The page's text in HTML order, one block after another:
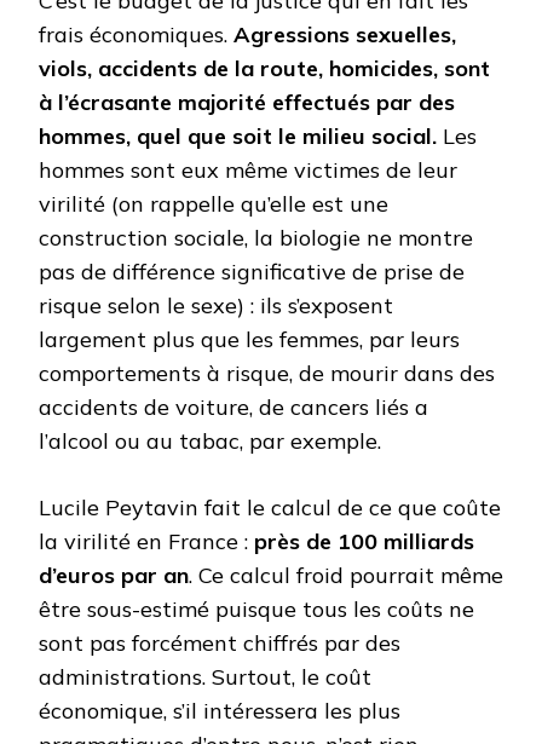
frais économiques. Agressions sexuelles,
viols, accidents de la route, homicides, sont
à l’écrasante majorité effectués par des
hommes, quel que soit le milieu social. Les
hommes sont eux même victimes de leur
virilité (on rappelle qu’elle est une
construction sociale, la biologie ne montre
pas de différence significative de prise de
risque selon le sexe) : ils s’exposent
largement plus que les femmes, par leurs
comportements à risque, de mourir dans des
accidents de voiture, de cancers liés a
l’alcool ou au tabac, par exemple.
Lucile Peytavin fait le calcul de ce que coûte
la virilité en France : près de 100 milliards
d’euros par an. Ce calcul froid pourrait même
être sous-estimé puisque tous les coûts ne
sont pas forcément chiffrés par des
administrations. Surtout, le coût
économique, s’il intéressera les plus